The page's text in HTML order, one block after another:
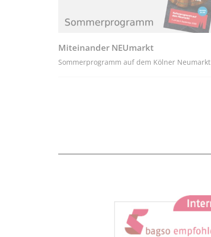
Miteinander NEUmarkt
Sommerprogramm auf dem Kölner Neumarkt